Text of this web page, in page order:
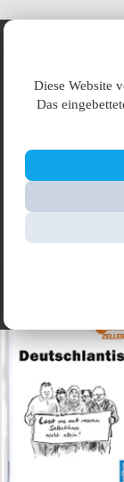
Diese Website
Das
Angebote